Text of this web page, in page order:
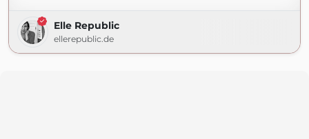
Elle Republic
ellerepublic.de